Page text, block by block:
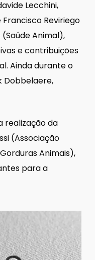
Lecchini,
Reviriego
(Saúde Animal),
e contribuições
Ainda durante o
Dobbelaere,
realização da
(Associação
Animais),
para a